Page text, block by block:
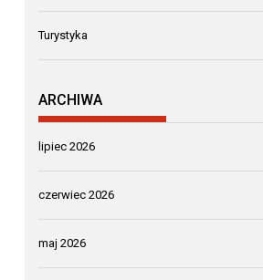
Turystyka
ARCHIWA
lipiec 2026
czerwiec 2026
maj 2026